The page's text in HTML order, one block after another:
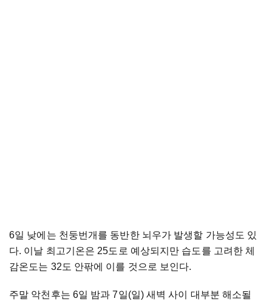
6일 낮에는 천둥번개를 동반한 뇌우가 발생할 가능성도 있
다. 이날 최고기온은 25도로 예상되지만 습도를 고려한 체
감온도는 32도 안팎에 이를 것으로 보인다.
주말 악천후는 6일 밤과 7일(일) 새벽 사이 대부분 해소될